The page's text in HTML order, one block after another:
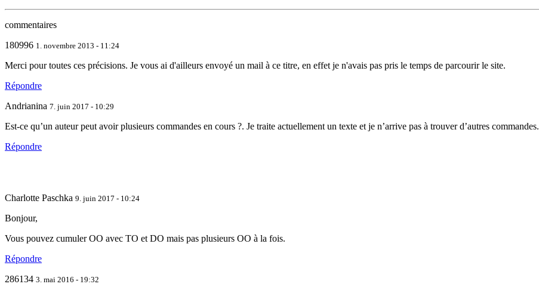
commentaires
180996 1. novembre 2013 - 11:24
Merci pour toutes ces précisions. Je vous ai d'ailleurs envoyé un mail à ce titre, en effet je n'avais pas pris le temps de parcourir le site.
Répondre
Andrianina 7. juin 2017 - 10:29
Est-ce qu’un auteur peut avoir plusieurs commandes en cours ?. Je traite actuellement un texte et je n’arrive pas à trouver d’autres commandes.
Répondre
Charlotte Paschka 9. juin 2017 - 10:24
Bonjour,
Vous pouvez cumuler OO avec TO et DO mais pas plusieurs OO à la fois.
Répondre
286134 3. mai 2016 - 19:32